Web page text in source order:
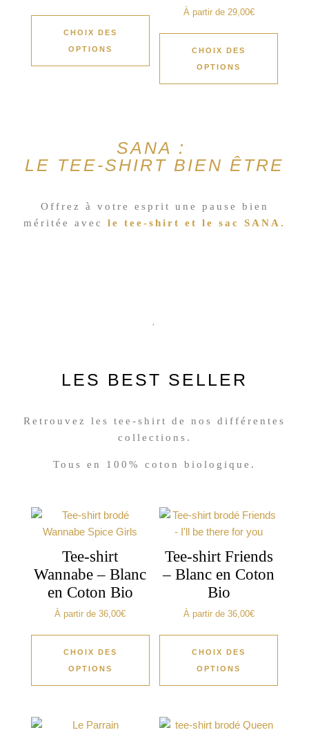
CHOIX DES
OPTIONS
À partir de 29,00€
CHOIX DES
OPTIONS
SANA :
LE TEE-SHIRT BIEN ÊTRE
Offrez à votre esprit une pause bien
méritée avec
le tee-shirt et le sac SANA.
LES BEST SELLER
Retrouvez les tee-shirt de nos différentes
collections.
Tous en 100% coton biologique.
Tee-shirt
Wannabe – Blanc
en Coton Bio
À partir de36,00€
CHOIX DES
OPTIONS
Tee-shirt Friends
– Blanc en Coton
Bio
À partir de 36,00€
CHOIX DES
OPTIONS